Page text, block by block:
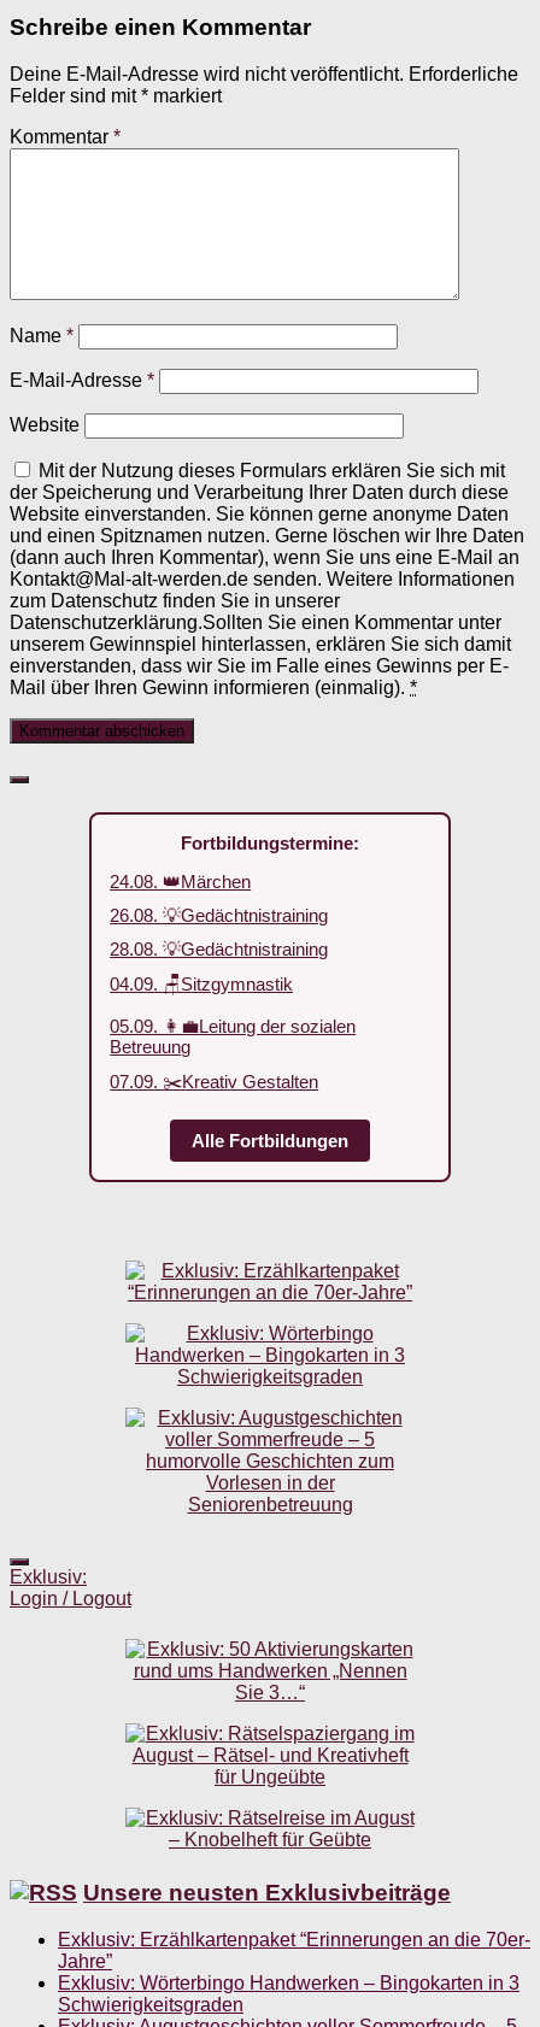
Schreibe einen Kommentar
Deine E-Mail-Adresse wird nicht veröffentlicht. Erforderliche
Felder sind mit* markiert
Kommentar *
Name *
E-Mail-Adresse *
Website
Mit der Nutzung dieses Formulars erklären Sie sich mit
der Speicherung und Verarbeitung Ihrer Daten durch diese
Website einverstanden. Sie können gerne anonyme Daten
und einen Spitznamen nutzen. Gerne löschen wir Ihre Daten
(dann auch Ihren Kommentar), wenn Sie uns eine E-Mail an
Kontakt@Mal-alt-werden.de senden. Weitere Informationen
zum Datenschutz finden Sie in unserer
Datenschutzerklärung.Sollten Sie einen Kommentar unter
unserem Gewinnspiel hinterlassen, erklären Sie sich damit
einverstanden, dass wir Sie im Falle eines Gewinns per E-
Mail über Ihren Gewinn informieren (einmalig). *
Fortbildungstermine:
24.08. 👑Märchen
26.08. 💡Gedächtnistraining
28.08. 💡Gedächtnistraining
04.09. 🪑Sitzgymnastik
05.09. 👩‍💼Leitung der sozialen
Betreuung
07.09. ✂️Kreativ Gestalten
Alle Fortbildungen
Exklusiv:
Login / Logout
Unsere neusten Exklusivbeiträge
Exklusiv: Erzählkartenpaket “Erinnerungen an die 70er-
Jahre”
Exklusiv: Wörterbingo Handwerken – Bingokarten in 3
Schwierigkeitsgraden